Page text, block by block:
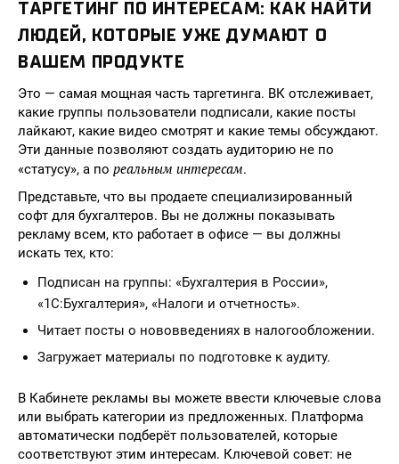
ТАРГЕТИНГ ПО ИНТЕРЕСАМ: КАК НАЙТИ
ЛЮДЕЙ, КОТОРЫЕ УЖЕ ДУМАЮТ О
ВАШЕМ ПРОДУКТЕ
Это — самая мощная часть таргетинга. ВК отслеживает,
какие группы пользователи подписали, какие посты
лайкают, какие видео смотрят и какие темы обсуждают.
Эти данные позволяют создать аудиторию не по
«статусу», а по реальным интересам.
Представьте, что вы продаете специализированный
софт для бухгалтеров. Вы не должны показывать
рекламу всем, кто работает в офисе — вы должны
искать тех, кто:
Подписан на группы: «Бухгалтерия в России»,
«1С:Бухгалтерия», «Налоги и отчетность».
Читает посты о нововведениях в налогообложении.
Загружает материалы по подготовке к аудиту.
В Кабинете рекламы вы можете ввести ключевые слова
или выбрать категории из предложенных. Платформа
автоматически подберёт пользователей, которые
соответствуют этим интересам. Ключевой совет: не